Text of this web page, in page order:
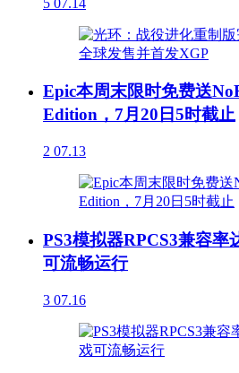
Epic本周末限时免费送
Edition，7月20日5时截止
2 07.13
PS3模拟器RPCS3兼容率
可流畅运行
3 07.16